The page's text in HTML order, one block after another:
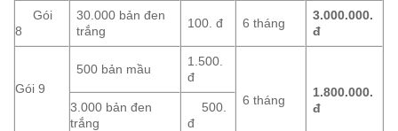
Gói
8
30.000 bản đen
trắng
100. đ 6 tháng
3.000.000.
đ
Gói 9
500 bản mầu
1.500.
đ
6 tháng
1.800.000.
đ
3.000 bản đen
trắng
500.
đ